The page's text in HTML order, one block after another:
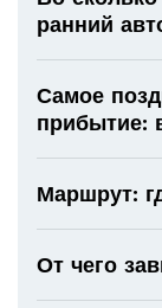
ранний
Самое
прибытие:
Маршрут:
От чего